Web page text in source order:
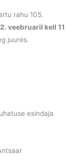
rahu 105.
veebruaril kell 11
juures.
esindaja